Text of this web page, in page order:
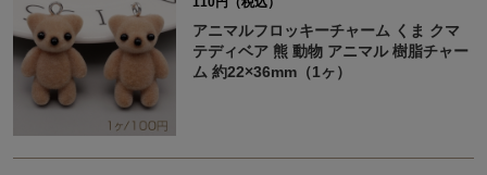
アニマルフロッキーチャーム くま クマ
テディベア 熊 動物 アニマル 樹脂チャー
ム 約22×36mm（1ヶ）